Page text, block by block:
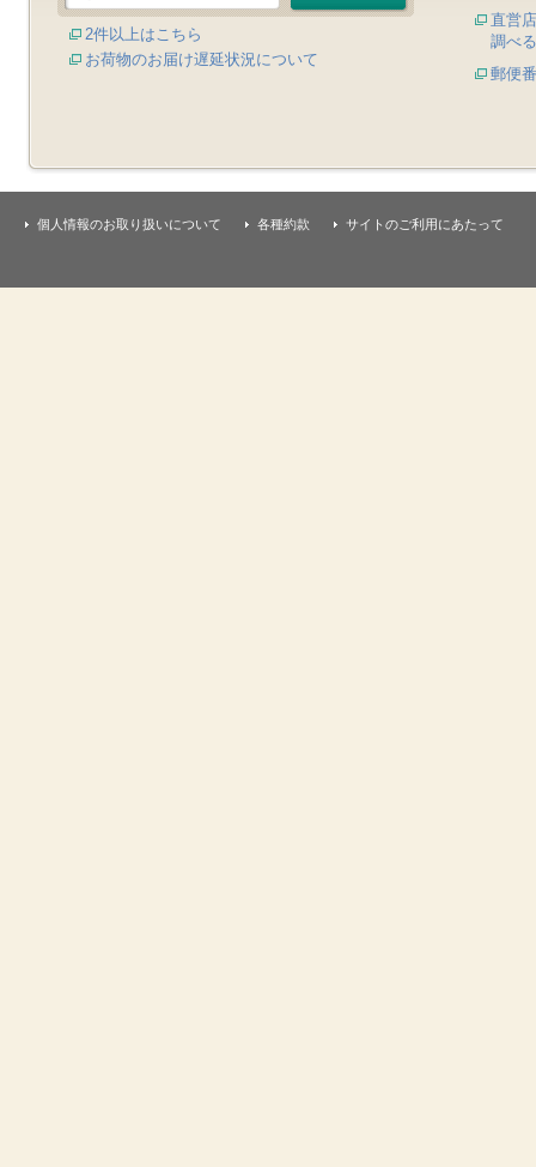
2件以上はこちら
お荷物のお届け遅延状況について
直営
調べる
郵便
個人情報のお取り扱いについて 各種約款 サイトのご利用にあたって